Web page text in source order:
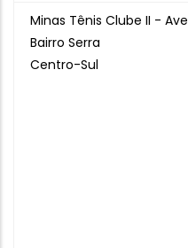
Minas Tênis Clube II -
Bairro Serra
Centro-Sul